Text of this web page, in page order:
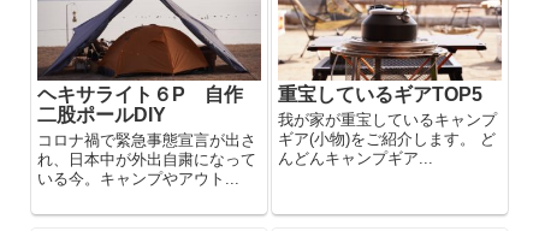
ヘキサライト６P 自作
二股ポールDIY
コロナ禍で緊急事態宣言が出さ
れ、日本中が外出自粛になって
いる今。キャンプやアウト...
重宝しているギアTOP5
我が家が重宝しているキャンプ
ギア(小物)をご紹介します。 ど
んどんキャンプギア...